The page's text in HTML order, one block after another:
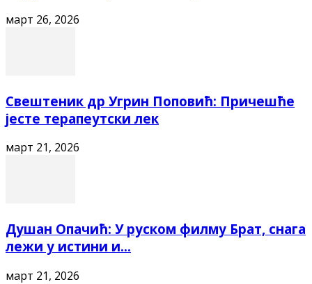
март 26, 2026
Свештеник др Угрин Поповић: Причешће
јесте терапеутски лек
март 21, 2026
Душан Опачић: У руском филму Брат, снага
лежи у истини и...
март 21, 2026